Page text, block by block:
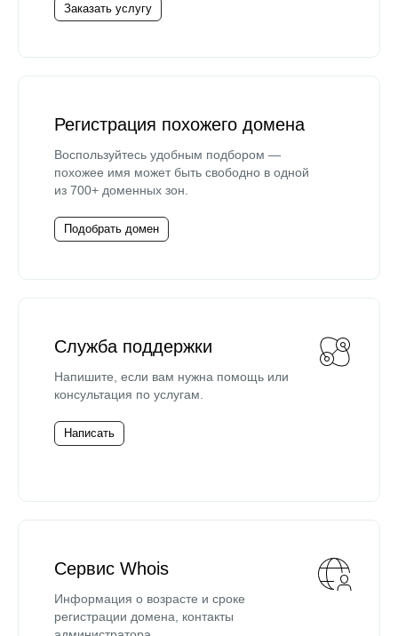
Заказать услугу
Регистрация похожего домена
Воспользуйтесь удобным подбором —
похожее имя может быть свободно в одной
из 700+ доменных зон.
Подобрать домен
Служба поддержки
Напишите, если вам нужна помощь или
консультация по услугам.
Написать
Сервис Whois
Информация о возрасте и сроке
регистрации домена, контакты